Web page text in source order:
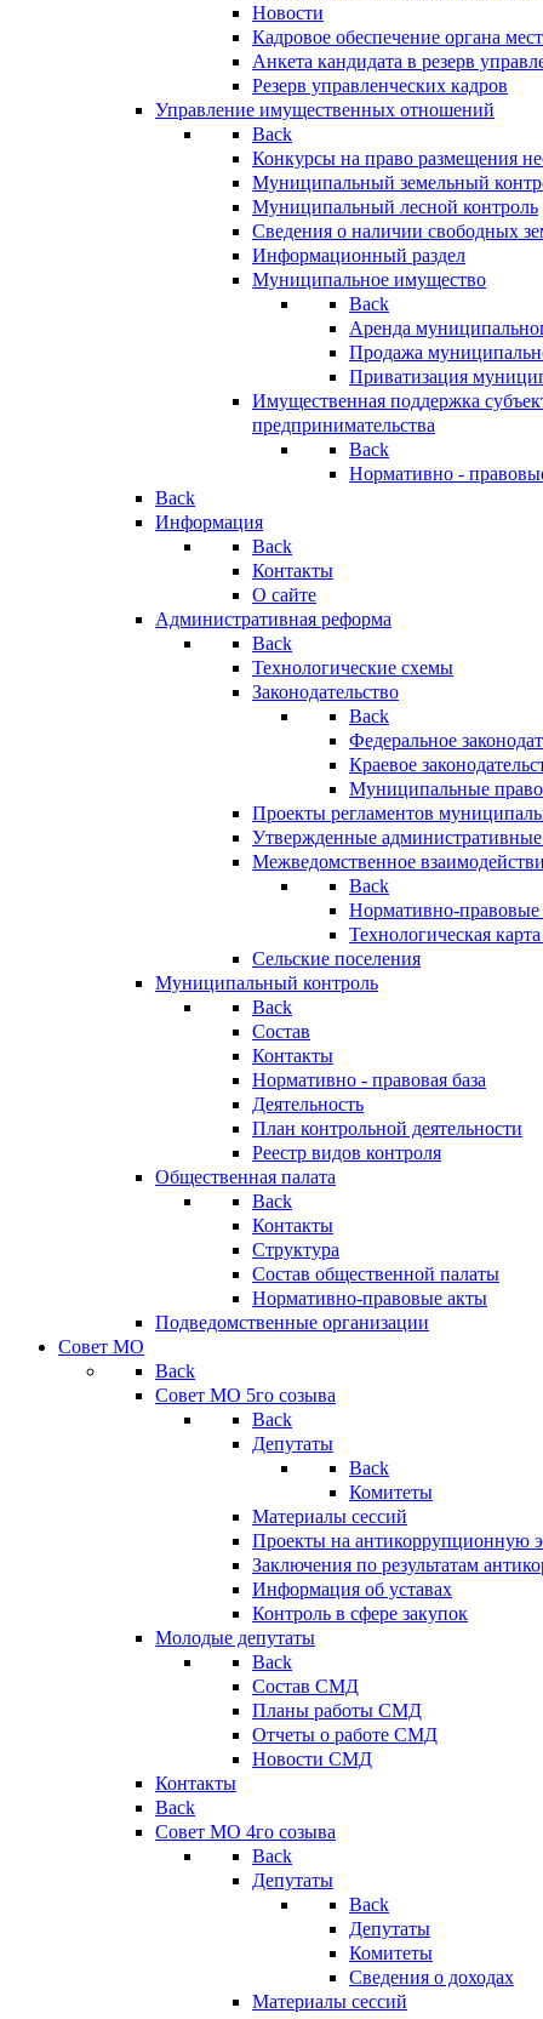
Новости
Кадровое обеспечение органа
Анкета кандидата в резерв
Резерв управленческих кадров
Управление имущественных отношений
Back
Конкурсы на право размещения
Муниципальный земельный
Муниципальный лесной контроль
Сведения о наличии свободных
Информационный раздел
Муниципальное имущество
Back
Аренда
Продажа
Приватизация
Имущественная поддержка
предпринимательства
Back
Нормативно -
Back
Информация
Back
Контакты
О сайте
Административная реформа
Back
Технологические схемы
Законодательство
Back
Федеральное
Краевое
Муниципальные
Проекты регламентов
Утвержденные
Межведомственное
Back
Нормативно-правовые
Технологическая
Сельские поселения
Муниципальный контроль
Back
Состав
Контакты
Нормативно - правовая база
Деятельность
План контрольной деятельности
Реестр видов контроля
Общественная палата
Back
Контакты
Структура
Состав общественной палаты
Нормативно-правовые акты
Подведомственные организации
Совет МО
Back
Совет МО 5го созыва
Back
Депутаты
Back
Комитеты
Материалы сессий
Проекты на антикоррупционную
Заключения по результатам
Информация об уставах
Контроль в сфере закупок
Молодые депутаты
Back
Состав СМД
Планы работы СМД
Отчеты о работе СМД
Новости СМД
Контакты
Back
Совет МО 4го созыва
Back
Депутаты
Back
Депутаты
Комитеты
Сведения о доходах
Материалы сессий